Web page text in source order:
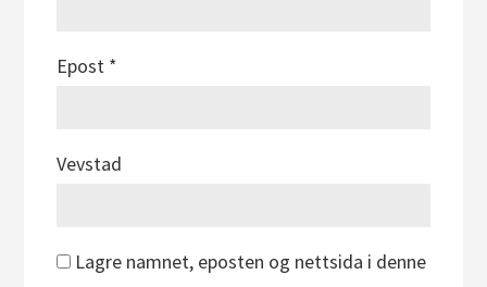
Epost *
Vevstad
Lagre namnet, eposten og nettsida i denne